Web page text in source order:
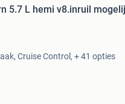
5.7 L hemi v8.inruil
Cruise Control, + 41 opties